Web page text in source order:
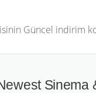
Güncel indirim
Sinema